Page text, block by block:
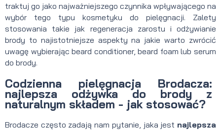
traktuj go jako najważniejszego czynnika wpływającego na
wybór tego typu kosmetyku do pielęgnacji. Zalety
stosowania takie jak regeneracja zarostu i odżywianie
brody to najistotniejsze aspekty na jakie warto zwrócić
uwagę wybierając beard conditioner, beard foam lub serum
do brody.
Codzienna pielęgnacja Brodacza:
najlepsza odżywka do brody z
naturalnym składem - jak stosować?
Brodacze często zadają nam pytanie, jaka jest najlepsza